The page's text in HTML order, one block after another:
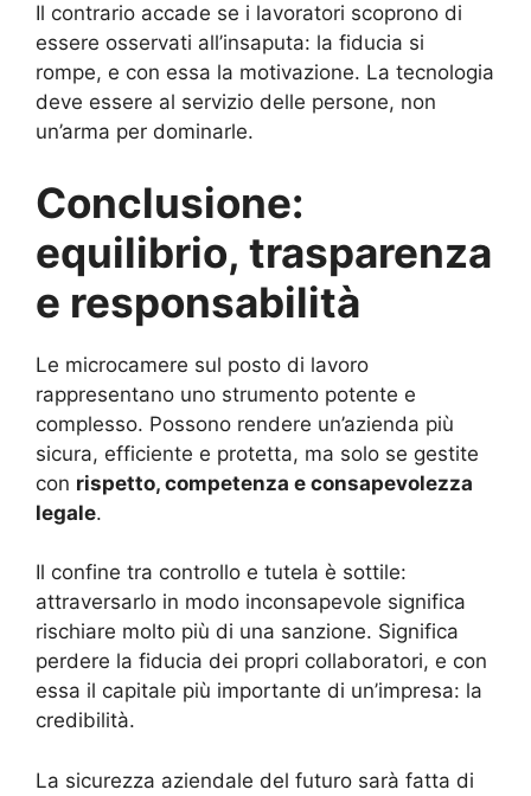
Il contrario accade se i lavoratori scoprono di
essere osservati all’insaputa: la fiducia si
rompe, e con essa la motivazione. La tecnologia
deve essere al servizio delle persone, non
un’arma per dominarle.
Conclusione:
equilibrio, trasparenza
e responsabilità
Le microcamere sul posto di lavoro
rappresentano uno strumento potente e
complesso. Possono rendere un’azienda più
sicura, efficiente e protetta, ma solo se gestite
con rispetto, competenza e consapevolezza
legale.
Il confine tra controllo e tutela è sottile:
attraversarlo in modo inconsapevole significa
rischiare molto più di una sanzione. Significa
perdere la fiducia dei propri collaboratori, e con
essa il capitale più importante di un’impresa: la
credibilità.
La sicurezza aziendale del futuro sarà fatta di